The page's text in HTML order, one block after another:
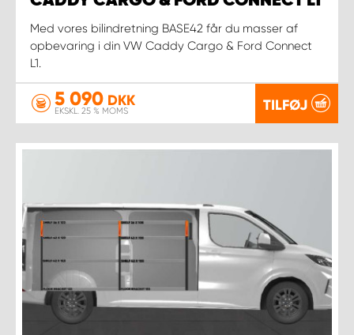
Med vores bilindretning BASE42 får du masser af
opbevaring i din VW Caddy Cargo & Ford Connect
L1.
5 090 DKK
EKSKL. 25 % MOMS TILFØJ